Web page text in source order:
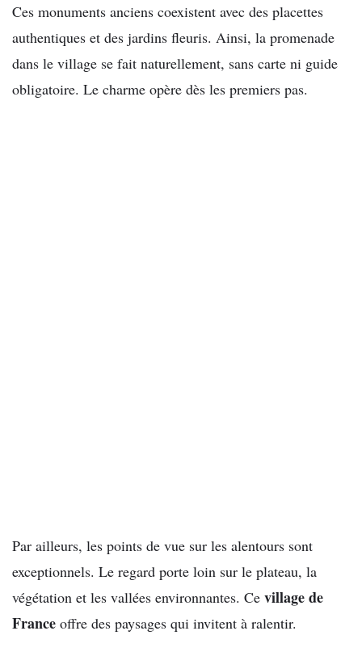
Ces monuments anciens coexistent avec des placettes
authentiques et des jardins fleuris. Ainsi, la promenade
dans le village se fait naturellement, sans carte ni guide
obligatoire. Le charme opère dès les premiers pas.
Par ailleurs, les points de vue sur les alentours sont
exceptionnels. Le regard porte loin sur le plateau, la
végétation et les vallées environnantes. Ce village de
France offre des paysages qui invitent à ralentir.